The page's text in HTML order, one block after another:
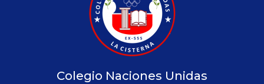
Colegio Naciones Unidas